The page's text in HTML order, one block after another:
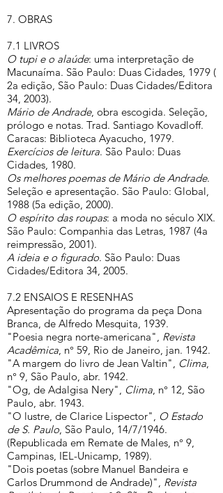
7. OBRAS
7.1 LIVROS
O tupi e o alaúde: uma interpretação de
Macunaíma. São Paulo: Duas Cidades, 1979 (
2a edição, São Paulo: Duas Cidades/Editora
34, 2003).
Mário de Andrade, obra escogida. Seleção,
prólogo e notas. Trad. Santiago Kovadloff.
Caracas: Biblioteca Ayacucho, 1979.
Exercícios de leitura. São Paulo: Duas
Cidades, 1980.
Os melhores poemas de Mário de Andrade.
Seleção e apresentação. São Paulo: Global,
1988 (5a edição, 2000).
O espírito das roupas: a moda no século XIX.
São Paulo: Companhia das Letras, 1987 (4a
reimpressão, 2001).
A ideia e o figurado. São Paulo: Duas
Cidades/Editora 34, 2005.
7.2 ENSAIOS E RESENHAS
Apresentação do programa da peça Dona
Branca, de Alfredo Mesquita, 1939.
"Poesia negra norte-americana", Revista
Acadêmica, n° 59, Rio de Janeiro, jan. 1942.
"A margem do livro de Jean Valtin", Clima,
n° 9, São Paulo, abr. 1942.
"Og, de Adalgisa Nery", Clima, n° 12, São
Paulo, abr. 1943.
"O lustre, de Clarice Lispector", O Estado
de S. Paulo, São Paulo, 14/7/1946.
(Republicada em Remate de Males, n° 9,
Campinas, IEL-Unicamp, 1989).
"Dois poetas (sobre Manuel Bandeira e
Carlos Drummond de Andrade)", Revista